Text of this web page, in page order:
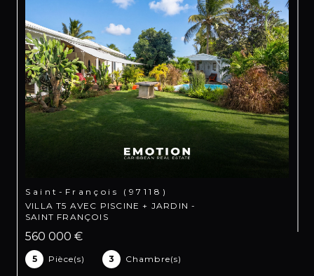
Saint-François (97118)
VILLA T5 AVEC PISCINE + JARDIN -
SAINT FRANÇOIS
560 000 €
5 Pièce(s) 3 Chambre(s)